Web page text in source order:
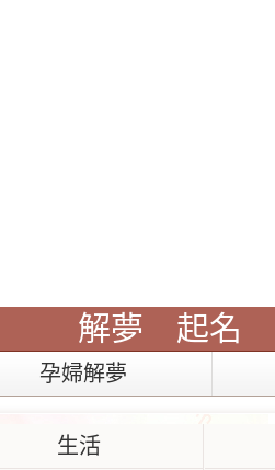
解夢 起名
孕婦解夢
生活